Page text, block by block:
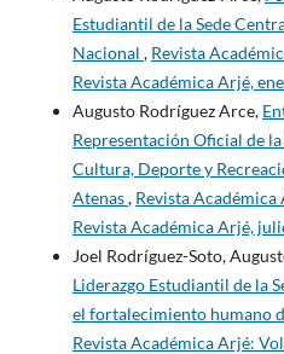
Estudiantil de la Sede
Nacional , Revista
Revista Académica Arjé,
Augusto Rodríguez Arce,
Representación Oficial de la
Cultura, Deporte y
Atenas, Revista
Revista Académica Arjé,
Joel Rodríguez-Soto,
Liderazgo Estudiantil de la
el fortalecimiento humano
Revista Académica Arjé: